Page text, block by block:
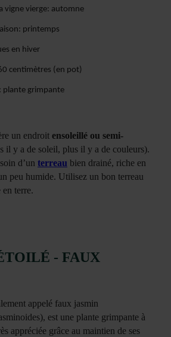
vigne vierge: automne
printemps
en hiver
centimètres (en pot)
plante grimpante
un endroit ensoleillé ou semi-
il y a de soleil, plus il y a de couleurs).
d’un terreau bien drainé, riche en
peu humide. Utilisez un bon terreau
en terre.
- FAUX
appelé faux jasmin
est une plante grimpante à
appréciée grâce au maintien de ses